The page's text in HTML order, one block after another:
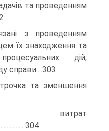
та проведенням
з проведенням
їх знаходження та
дій,
справи....303
та зменшення
витрат
304